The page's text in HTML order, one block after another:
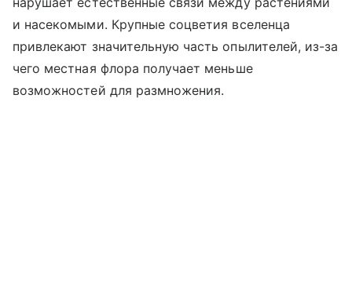
и насекомыми. Крупные соцветия вселенца
привлекают значительную часть опылителей, из-за
чего местная флора получает меньше
возможностей для размножения.